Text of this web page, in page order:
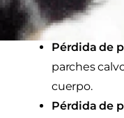
Pérdida de
definidas.
Pérdida de
parches
cuerpo.
Pérdida de